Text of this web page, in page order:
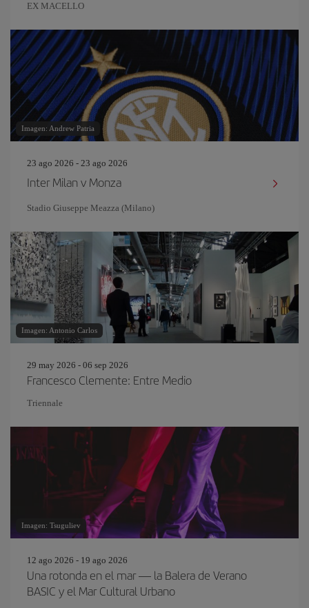
EX MACELLO
Imagen: Andrew Patria
23 ago 2026 - 23 ago 2026
Inter Milan v Monza
Stadio Giuseppe Meazza (Milano)
Imagen: Antonio Carlos
29 may 2026 - 06 sep 2026
Francesco Clemente: Entre Medio
Triennale
Imagen: Tsuguliev
12 ago 2026 - 19 ago 2026
Una rotonda en el mar — la Balera de Verano
BASIC y el Mar Cultural Urbano